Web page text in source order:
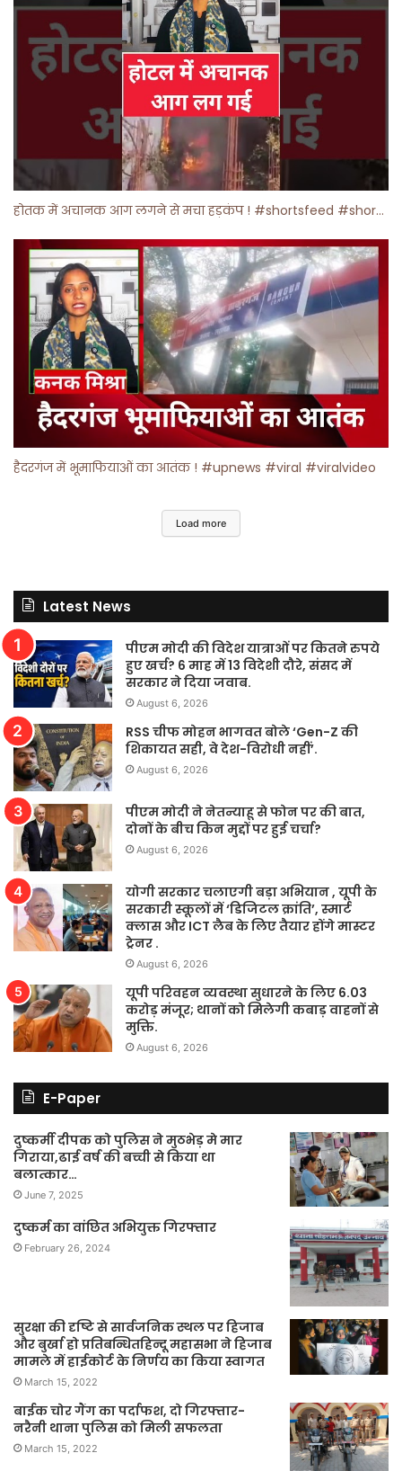
होतक में अचानक आग लगने से मचा हड़कंप ! #shortsfeed #shorts #viralshorts
हैदरगंज में भूमाफियाओं का आतंक ! #upnews #viral #viralvideo
Load more
Latest News
पीएम मोदी की विदेश यात्राओं पर कितने रुपये
हुए खर्च? 6 माह में 13 विदेशी दौरे, संसद में
सरकार ने दिया जवाब.
August 6, 2026
RSS चीफ मोहन भागवत बोले ‘Gen-Z की
शिकायत सही, वे देश-विरोधी नहीं’.
August 6, 2026
पीएम मोदी ने नेतन्याहू से फोन पर की बात,
दोनों के बीच किन मुद्दों पर हुई चर्चा?
August 6, 2026
योगी सरकार चलाएगी बड़ा अभियान , यूपी के
सरकारी स्कूलों में ‘डिजिटल क्रांति’, स्मार्ट
क्लास और ICT लैब के लिए तैयार होंगे मास्टर
ट्रेनर .
August 6, 2026
यूपी परिवहन व्यवस्था सुधारने के लिए 6.03
करोड़ मंजूर; थानों को मिलेगी कबाड़ वाहनों से
मुक्ति.
August 6, 2026
E-Paper
दुष्कर्मी दीपक को पुलिस ने मुठभेड़ मे मार
गिराया,ढाई वर्ष की बच्ची से किया था
बलात्कार…
June 7, 2025
दुष्कर्म का वांछित अभियुक्त गिरफ्तार
February 26, 2024
सुरक्षा की दृष्टि से सार्वजनिक स्थल पर हिजाब
और बुर्खा हो प्रतिबन्धितहिन्दू महासभा ने हिजाब
मामले में हाईकोर्ट के निर्णय का किया स्वागत
March 15, 2022
बाईक चोर गैंग का पर्दाफश, दो गिरफ्तार-
नरैनी थाना पुलिस को मिली सफलता
March 15, 2022